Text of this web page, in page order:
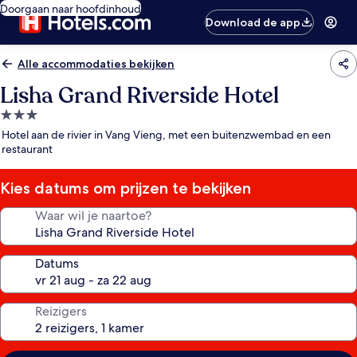
Doorgaan naar hoofdinhoud
Download de app
Alle accommodaties bekijken
Lisha Grand Riverside Hotel
3.0-
sterrenaccommodatie
Hotel aan de rivier in Vang Vieng, met een buitenzwembad en een
restaurant
Kies datums om prijzen te bekijken
Waar wil je naartoe?
Datums
Reizigers